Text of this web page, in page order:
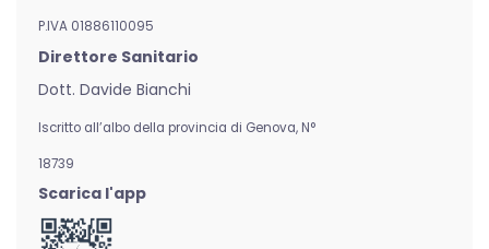
P.IVA 01886110095
Direttore Sanitario
Dott. Davide Bianchi
Iscritto all’albo della provincia di Genova, N°
18739
Scarica l'app